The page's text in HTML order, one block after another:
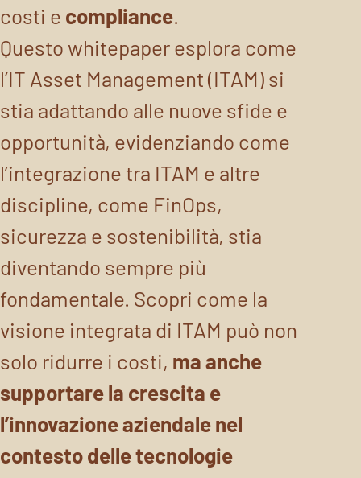
costi e compliance.
Questo whitepaper esplora come
l’IT Asset Management (ITAM) si
stia adattando alle nuove sfide e
opportunità, evidenziando come
l’integrazione tra ITAM e altre
discipline, come FinOps,
sicurezza e sostenibilità, stia
diventando sempre più
fondamentale. Scopri come la
visione integrata di ITAM può non
solo ridurre i costi, ma anche
supportare la crescita e
l’innovazione aziendale nel
contesto delle tecnologie